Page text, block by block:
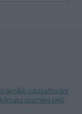
odstraňování
promění péči